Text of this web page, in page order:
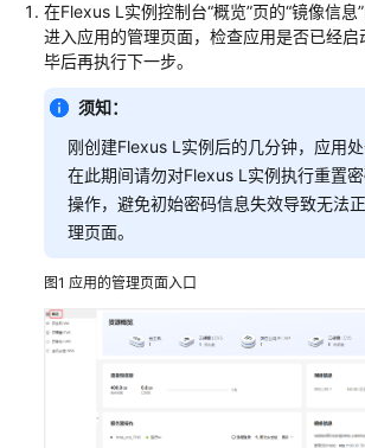
通
用
考
云
服
务
在Flexus L实例控制台“概览”页的“镜像信息
进入应用的管理页面，检查应用是否已经
毕后再执行下一步。
须知：
刚创建Flexus L实例后的几分钟，应用处
在此期间请勿对Flexus L实例执行重置
操作，避免初始密码信息失效导致无法
理页面。
图1 应用的管理页面入口